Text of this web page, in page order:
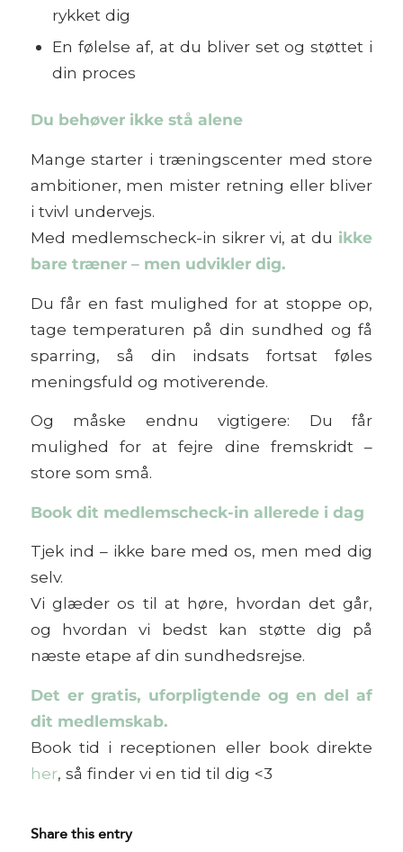
rykket dig
En følelse af, at du bliver set og støttet i
din proces
Du behøver ikke stå alene
Mange starter i træningscenter med store
ambitioner, men mister retning eller bliver
i tvivl undervejs.
Med medlemscheck-in sikrer vi, at du ikke
bare træner – men udvikler dig.
Du får en fast mulighed for at stoppe op,
tage temperaturen på din sundhed og få
sparring, så din indsats fortsat føles
meningsfuld og motiverende.
Og måske endnu vigtigere: Du får
mulighed for at fejre dine fremskridt –
store som små.
Book dit medlemscheck-in allerede i dag
Tjek ind – ikke bare med os, men med dig
selv.
Vi glæder os til at høre, hvordan det går,
og hvordan vi bedst kan støtte dig på
næste etape af din sundhedsrejse.
Det er gratis, uforpligtende og en del af
dit medlemskab.
Book tid i receptionen eller book direkte
her, så finder vi en tid til dig <3
Share this entry